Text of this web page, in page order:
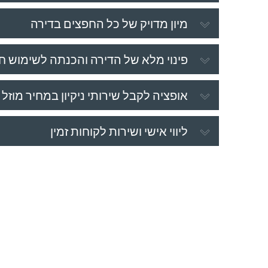
מיון מדויק של כל החפצים בדירה
פינוי מלא של הדירה והכנתה לשימוש
אופציה לקבל שירותי ניקיון במחיר מוזל
ליווי אישי ושירות לקוחות זמין